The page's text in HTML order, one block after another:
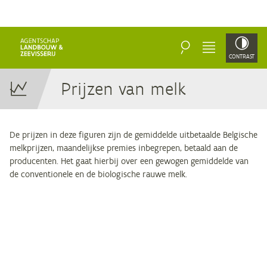
ZOEKEN MENU CONTRAST
Prij­zen van melk
De prijzen in deze figuren zijn de gemiddelde uitbetaalde Belgische
melkprijzen, maandelijkse premies inbegrepen, betaald aan de
producenten. Het gaat hierbij over een gewogen gemiddelde van
de conventionele en de biologische rauwe melk.